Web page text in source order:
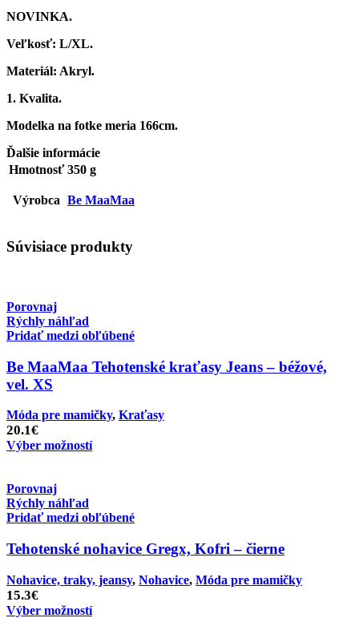
NOVINKA.
Veľkosť: L/XL.
Materiál: Akryl.
1. Kvalita.
Modelka na fotke meria 166cm.
Ďalšie informácie
Hmotnosť 350 g
Výrobca Be MaaMaa
Súvisiace produkty
Porovnaj
Rýchly náhľad
Pridať medzi obľúbené
Be MaaMaa Tehotenské kraťasy Jeans – béžové,
vel. XS
Móda pre mamičky, Kraťasy
20.1€
Výber možností
Porovnaj
Rýchly náhľad
Pridať medzi obľúbené
Tehotenské nohavice Gregx, Kofri – čierne
Nohavice, traky, jeansy, Nohavice, Móda pre mamičky
15.3€
Výber možností